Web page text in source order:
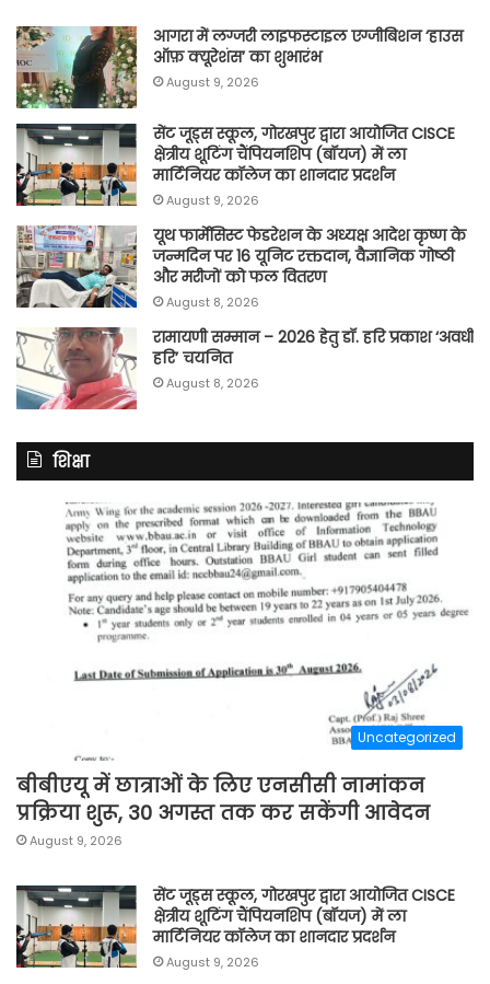
आगरा में लग्जरी लाइफस्टाइल एग्जीबिशन ‘हाउस
ऑफ़ क्यूरेशंस’ का शुभारंभ
August 9, 2026
सेंट जूड्स स्कूल, गोरखपुर द्वारा आयोजित CISCE
क्षेत्रीय शूटिंग चैंपियनशिप (बॉयज) में ला
मार्टिनियर कॉलेज का शानदार प्रदर्शन
August 9, 2026
यूथ फार्मेसिस्ट फेडरेशन के अध्यक्ष आदेश कृष्ण के
जन्मदिन पर 16 यूनिट रक्तदान, वैज्ञानिक गोष्ठी
और मरीजों को फल वितरण
August 8, 2026
रामायणी सम्मान – 2026 हेतु डॉ. हरि प्रकाश ‘अवधी
हरि’ चयनित
August 8, 2026
शिक्षा
Uncategorized
बीबीएयू में छात्राओं के लिए एनसीसी नामांकन
प्रक्रिया शुरू, 30 अगस्त तक कर सकेंगी आवेदन
August 9, 2026
सेंट जूड्स स्कूल, गोरखपुर द्वारा आयोजित CISCE
क्षेत्रीय शूटिंग चैंपियनशिप (बॉयज) में ला
मार्टिनियर कॉलेज का शानदार प्रदर्शन
August 9, 2026